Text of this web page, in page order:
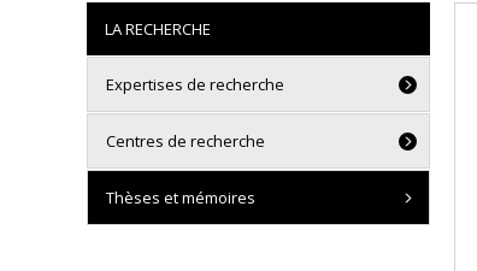
LA RECHERCHE
Expertises de recherche
Centres de recherche
Thèses et mémoires